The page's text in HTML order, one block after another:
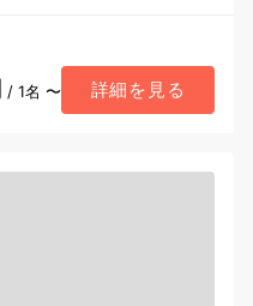
/ 1名 〜 詳細を見る